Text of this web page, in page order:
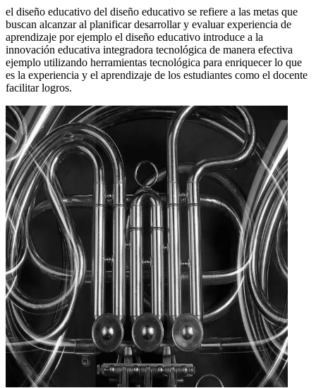
el diseño educativo del diseño educativo se refiere a las metas que
buscan alcanzar al planificar desarrollar y evaluar experiencia de
aprendizaje por ejemplo el diseño educativo introduce a la
innovación educativa integradora tecnológica de manera efectiva
ejemplo utilizando herramientas tecnológica para enriquecer lo que
es la experiencia y el aprendizaje de los estudiantes como el docente
facilitar logros.